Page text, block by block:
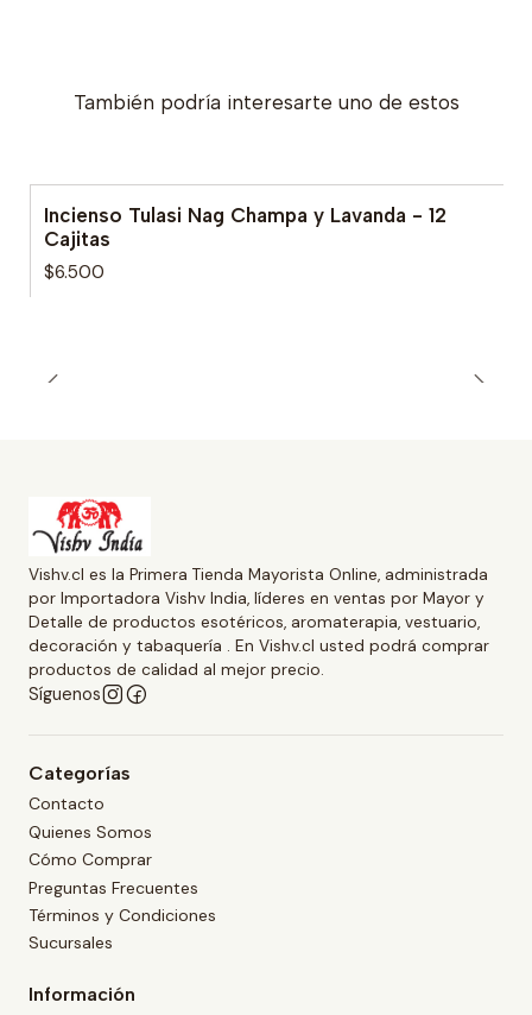
También podría interesarte uno de estos
Incienso Tulasi Nag Champa y Lavanda - 12
Cajitas
$6.500
Vishv.cl es la Primera Tienda Mayorista Online, administrada
por Importadora Vishv India, líderes en ventas por Mayor y
Detalle de productos esotéricos, aromaterapia, vestuario,
decoración y tabaquería . En Vishv.cl usted podrá comprar
productos de calidad al mejor precio.
Síguenos
Categorías
Contacto
Quienes Somos
Cómo Comprar
Preguntas Frecuentes
Términos y Condiciones
Sucursales
Información